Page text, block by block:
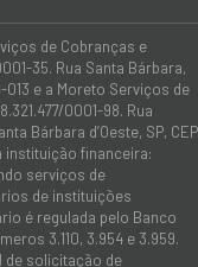
de Cobranças e
35. Rua Santa Bárbara,
013 e a Moreto Serviços de
0001-98. Rua
Bárbara d’Oeste, SP, CEP
instituição financeira:
serviços de
de instituições
é regulada pelo Banco
3.110, 3.954 e 3.959.
de solicitação de